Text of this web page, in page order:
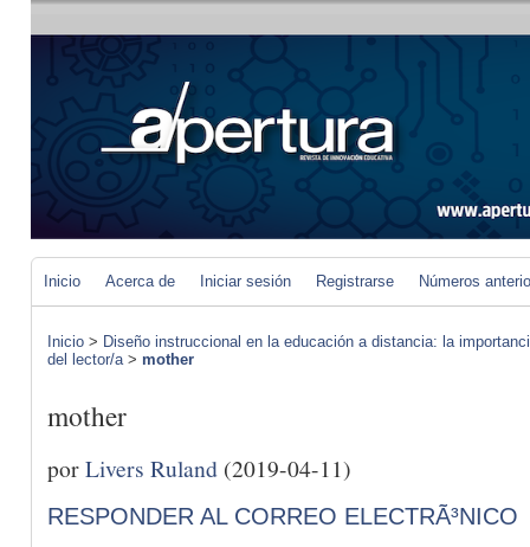
Inicio Acerca de Iniciar sesión Registrarse Números
Inicio > Diseño instruccional en la educación a distancia: la
del lector/a> mother
mother
porLivers Ruland (2019-04-11)
RESPONDER AL CORREO ELECTRÃ³NICO